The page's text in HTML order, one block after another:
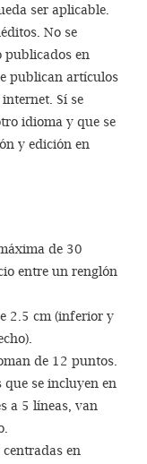
ser aplicable.
No se
publicados en
publican artículos
Sí se
idioma y que se
y edición en
de 30
entre un renglón
2.5 cm (inferior y
de 12 puntos.
se incluyen en
a 5 líneas, van
en